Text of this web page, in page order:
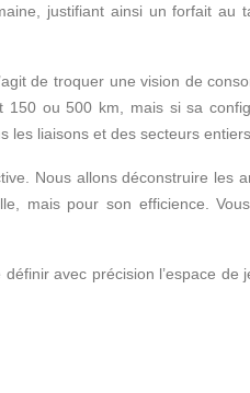
justifiant ainsi un forfait au
de troquer une vision de
ou 500 km, mais si sa
liaisons et des secteurs
Nous allons déconstruire les
pour son efficience.
avec précision l’espace de